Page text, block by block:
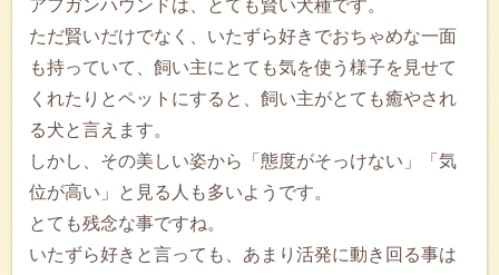
アフガンハウンドは、とても賢い犬種です。
ただ賢いだけでなく、いたずら好きでおちゃめな一面
も持っていて、飼い主にとても気を使う様子を見せて
くれたりとペットにすると、飼い主がとても癒やされ
る犬と言えます。
しかし、その美しい姿から「態度がそっけない」「気
位が高い」と見る人も多いようです。
とても残念な事ですね。
いたずら好きと言っても、あまり活発に動き回る事は